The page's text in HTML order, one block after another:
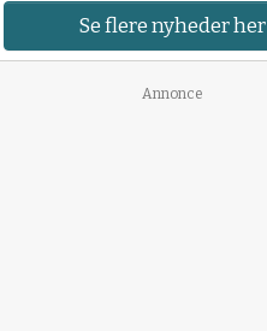
Se flere nyheder her
Annonce